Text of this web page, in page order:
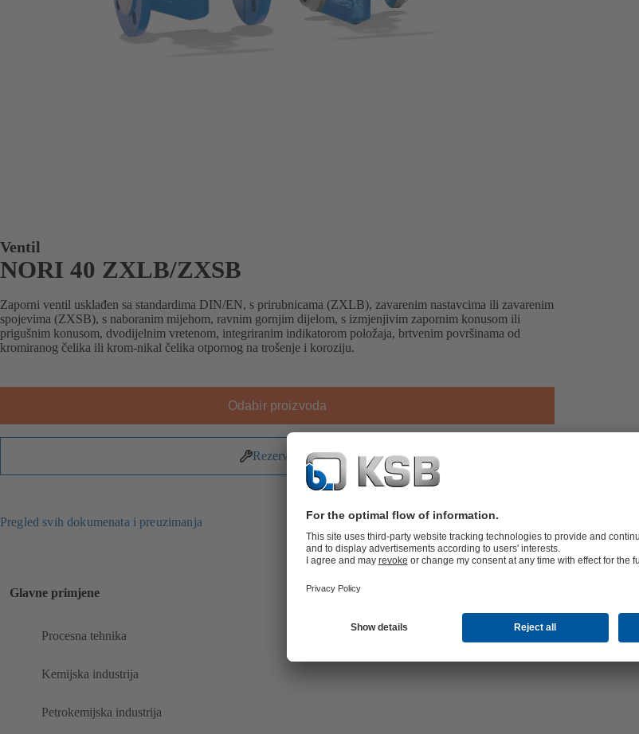
Ventil
NORI 40 ZXLB/ZXSB
Zaporni ventil usklađen sa standardima DIN/EN, s prirubnicama (ZXLB), zavarenim nastavcima ili zavarenim
spojevima (ZXSB), s naboranim mijehom, ravnim gornjim dijelom, s izmjenjivim zapornim konusom ili
prigušnim konusom, dvodijelnim vretenom, integriranim indikatorom položaja, brtvenim površinama od
kromiranog čelika ili krom-nikal čelika otpornog na trošenje i koroziju.
Odabir proizvoda
Rezervni dijelovi
Pregled svih dokumenata i preuzimanja
Glavne primjene
Procesna tehnika
Kemijska industrija
Petrokemijska industrija